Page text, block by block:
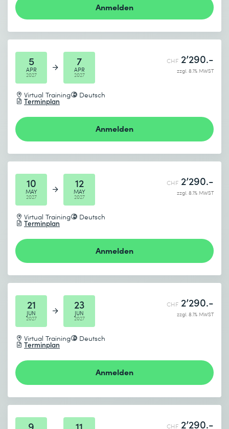
Anmelden
5
APR
2027
7
APR
2027
Virtual Training Deutsch
Terminplan
CHF 2’290.-
zzgl. 8.1% MWST
Anmelden
10
MAY
2027
12
MAY
2027
Virtual Training Deutsch
Terminplan
CHF 2’290.-
zzgl. 8.1% MWST
Anmelden
21
JUN
2027
23
JUN
2027
Virtual Training Deutsch
Terminplan
CHF 2’290.-
zzgl. 8.1% MWST
Anmelden
9 11 CHF 2’290.-